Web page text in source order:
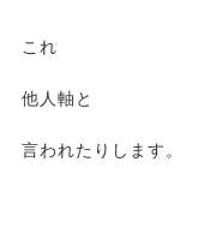
これ
他人軸と
言われたりします。